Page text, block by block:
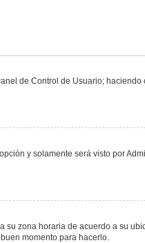
de Control de Usuario;
y solamente será visto por
zona horaria de acuerdo a su
momento para hacerlo.